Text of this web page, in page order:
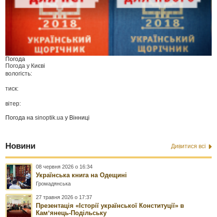
Погода
Погода у Києві
вологість:
тиск:
вітер:
Погода наsinoptik.ua у Вінниці
Новини Дивитися всі
08 червня 2026 о 16:34
Українська книга на Одещині
Громадянська
27 травня 2026 о 17:37
Презентація «Історії української Конституції» в
Камʼянець-Подільську